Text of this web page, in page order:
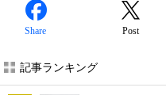
Share Post
記事ランキング